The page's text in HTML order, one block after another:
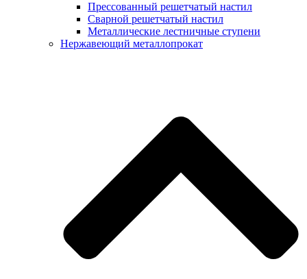
Прессованный решетчатый настил
Сварной решетчатый настил
Металлические лестничные ступени
Нержавеющий металлопрокат